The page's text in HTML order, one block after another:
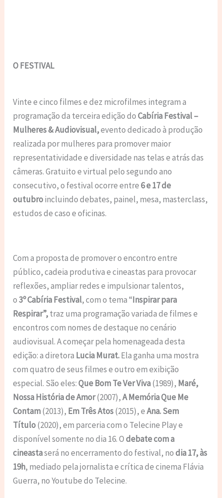
O FESTIVAL
Vinte e cinco filmes e dez microfilmes integram a
programação da terceira edição doCabíria Festival –
Mulheres & Audiovisual,evento dedicado à produção
realizada por mulheres para promover maior
representatividade e diversidade nas telas e atrás das
câmeras. Gratuito e virtual pelo segundo ano
consecutivo, o festival ocorre entre6 e 17 de
outubroincluindo debates, painel, mesa, masterclass,
estudos de caso e oficinas.
Com a proposta de promover o encontro entre
público, cadeia produtiva e cineastas para provocar
reflexões, ampliar redes e impulsionar talentos,
o3ºCabíria Festival, com o tema “Inspirar para
Respirar”,traz uma programação variada de filmes e
encontros com nomes de destaque no cenário
audiovisual. A começar pela homenageada desta
edição: a diretora Lucia Murat.Ela ganha uma mostra
com quatro de seus filmes e outro em exibição
especial. São eles:Que Bom Te Ver Viva(1989), Maré,
Nossa História de Amor(2007),A Memória Que Me
Contam(2013), Em Três Atos(2015), eAna. Sem
Título(2020), em parceria com o Telecine Play e
disponível somente no dia 16. Odebate com a
cineastaserá no encerramento do festival, nodia 17, às
19h, mediado pela jornalista e crítica de cinema Flávia
Guerra, no Youtube do Telecine.